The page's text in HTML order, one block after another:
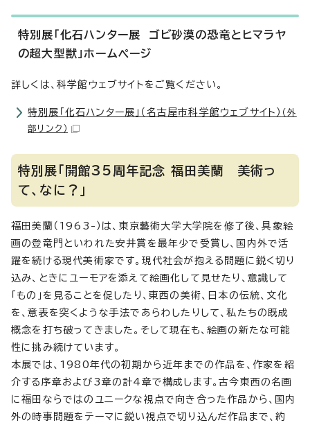
特別展「化石ハンター展 ゴビ砂漠の恐竜とヒマラヤ
の超大型獣」ホームページ
詳しくは、科学館ウェブサイトをご覧ください。
特別展「化石ハンター展」（名古屋市科学館ウェブサイト） （外
部リンク）
特別展「開館35周年記念 福田美蘭 美術っ
て、なに？」
福田美蘭（1963-）は、東京藝術大学大学院を修了後、具象絵
画の登竜門といわれた安井賞を最年少で受賞し、国内外で活
躍を続ける現代美術家です。現代社会が抱える問題に鋭く切り
込み、ときにユーモアを添えて絵画化して見せたり、意識して
「もの」を見ることを促したり、東西の美術、日本の伝統、文化
を、意表を突くような手法であらわしたりして、私たちの既成
概念を打ち破ってきました。そして現在も、絵画の新たな可能
性に挑み続けています。
本展では、1980年代の初期から近年までの作品を、作家を紹
介する序章および3章の計4章で構成します。古今東西の名画
に福田ならではのユニークな視点で向き合った作品から、国内
外の時事問題をテーマに鋭い視点で切り込んだ作品まで、約